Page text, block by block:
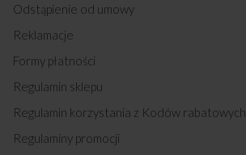
Odstąpienie od umowy
Reklamacje
Formy płatności
Regulamin sklepu
Regulamin korzystania z Kodów rabatowych
Regulaminy promocji